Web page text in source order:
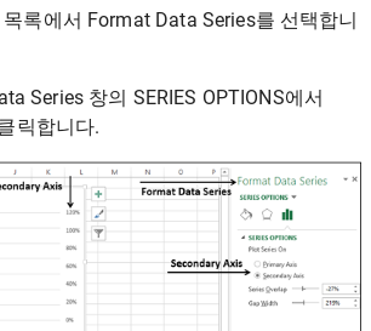
록에서 Format Data Series를 선택합니
Series 창의 SERIES OPTIONS에서
릭합니다.